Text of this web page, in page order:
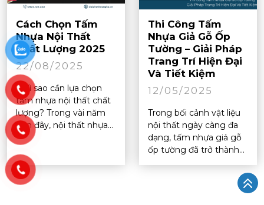
Cách Chọn Tấm
Nhựa Nội Thất
Chất Lượng 2025
22/08/2025
1. Vì sao cần lựa chọn
tấm nhựa nội thất chất
lượng? Trong vài năm
gần đây, nội thất nhựa...
Thi Công Tấm
Nhựa Giả Gỗ Ốp
Tường – Giải Pháp
Trang Trí Hiện Đại
Và Tiết Kiệm
12/05/2025
Trong bối cảnh vật liệu
nội thất ngày càng đa
dạng, tấm nhựa giả gỗ
ốp tường đã trở thành...